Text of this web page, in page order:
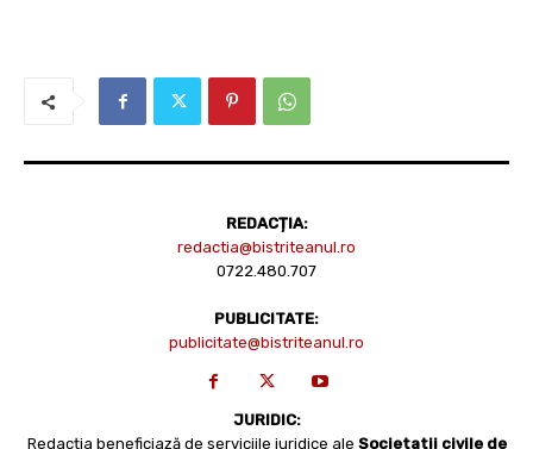
REDACȚIA:
redactia@bistriteanul.ro
0722.480.707
PUBLICITATE:
publicitate@bistriteanul.ro
JURIDIC:
Redacția beneficiază de serviciile juridice ale Societatii civile de